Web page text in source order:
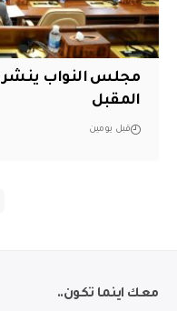
مجلس النواب ينشر
المقبل
قبل يومين
معك اينما تكون..